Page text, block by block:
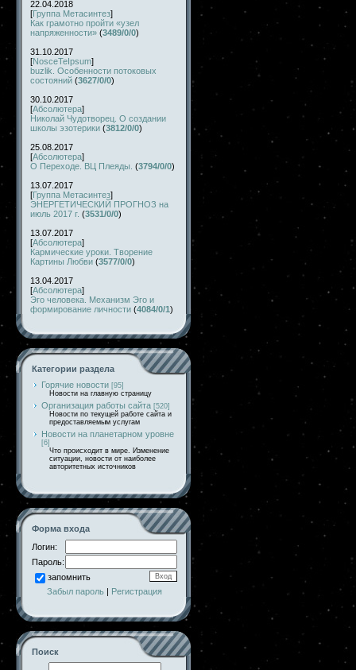
22.04.2018
[Группа Метасинтез]
Как грамотно пройти «узел
напряженности» (3489/0/0)
31.10.2017
[NosceTeIpsum]
buzlik. Особенности потоковых
состояний (3627/0/0)
30.10.2017
[Абсолютера]
Николай Чудотворец. О создании
школы эзотерики (3812/0/0)
25.08.2017
[Абсолютера]
О Переходе. ВЦ Плеяды. (3794/0/0)
13.07.2017
[Группа Метасинтез]
ЭНЕРГЕТИЧЕСКИЙ ПРОГНОЗ на
июль 2017 г. (3531/0/0)
13.07.2017
[Абсолютера]
Кармические уроки. Творение
Картины Любви (3577/0/0)
13.04.2017
[Абсолютера]
Эго человека. Механизм Эго и
формирование личности (4084/0/1)
Категории раздела
Горячие новости [95]
Новости на главную страницу
Организация работы сайта [520]
Новости по текущей работе сайта и
предоставляемым услугам
Новости на планетарном уровне
[6]
Что происходит в мире. Изменение
ситуации, новости от наиболее
авторитетных источников
Форма входа
Логин:
Пароль:
запомнить
Забыл пароль | Регистрация
Поиск